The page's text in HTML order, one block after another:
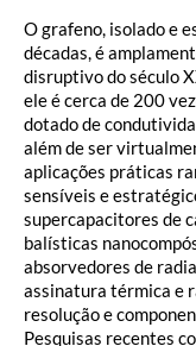
O grafeno, isolado e
décadas, é
disruptivo do século
ele é cerca de 200
dotado de
além de ser
aplicações práticas
sensíveis e
supercapacitores de
balísticas
absorvedores de
assinatura térmica e
resolução e
Pesquisas recentes